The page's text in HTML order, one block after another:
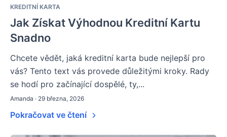
KREDITNÍ KARTA
Jak Získat Výhodnou Kreditní Kartu
Snadno
Chcete vědět, jaká kreditní karta bude nejlepší pro
vás? Tento text vás provede důležitými kroky. Rady
se hodí pro začínající dospělé, ty,...
Amanda · 29 března, 2026
Pokračovat ve čtení